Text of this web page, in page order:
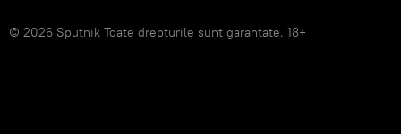
© 2026 Sputnik Toate drepturile sunt garantate. 18+